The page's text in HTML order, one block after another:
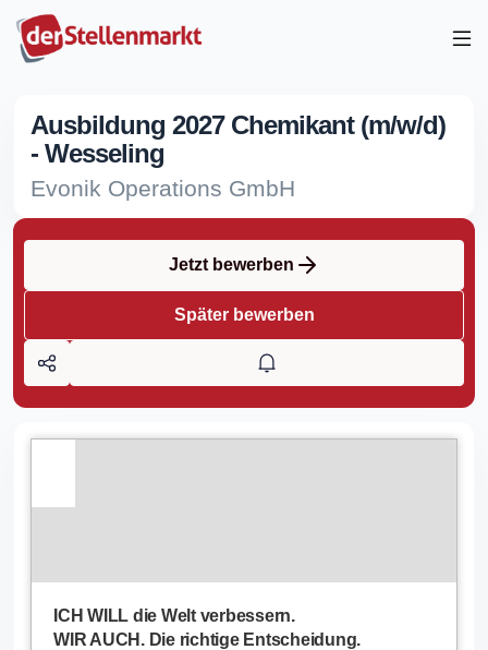
Ausbildung 2027 Chemikant (m/w/d)
- Wesseling
Evonik Operations GmbH
Jetzt bewerben
Später bewerben
ICH WILL die Welt verbessern.
WIR AUCH. Die richtige Entscheidung.